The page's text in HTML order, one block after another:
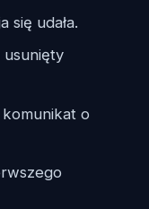
się udała.
o